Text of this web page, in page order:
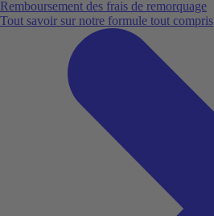
Remboursement des frais de remorquage
Tout savoir sur notre formule tout compris